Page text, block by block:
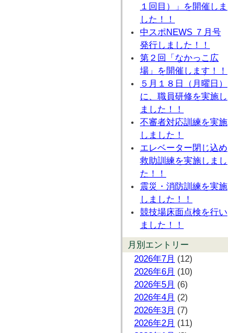
１回目）」を開催しま
した！！
中スポNEWS ７月号
発行しました！！
第２回「なかっこ広
場」を開催します！！
５月１８日（月曜日）
に、職員研修を実施し
ました！！
不審者対応訓練を実施
しました！
エレベーター閉じ込め
救助訓練を実施しまし
た！！
震災・消防訓練を実施
しました！！
競技場床面点検を行い
ました！！
月別エントリー
2026年7月 (12)
2026年6月 (10)
2026年5月 (6)
2026年4月 (2)
2026年3月 (7)
2026年2月 (11)